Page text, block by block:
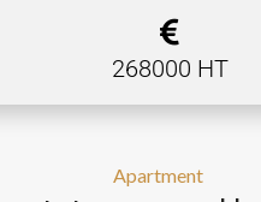
268000 HT
Apartment